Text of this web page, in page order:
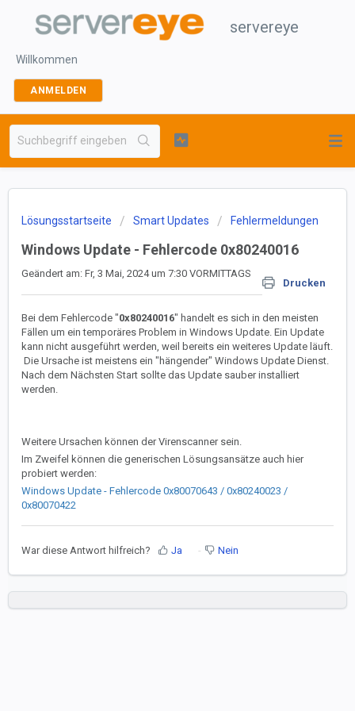
servereye
Willkommen
ANMELDEN
Lösungsstartseite Smart Updates Fehlermeldungen
Windows Update - Fehlercode 0x80240016
Drucken
Geändert am: Fr, 3 Mai, 2024 um 7:30 VORMITTAGS
Bei dem Fehlercode "0x80240016" handelt es sich in den meisten
Fällen um ein temporäres Problem in Windows Update. Ein Update
kann nicht ausgeführt werden, weil bereits ein weiteres Update läuft.
Die Ursache ist meistens ein "hängender" Windows Update Dienst.
Nach dem Nächsten Start sollte das Update sauber installiert
werden.
Weitere Ursachen können der Virenscanner sein.
Im Zweifel können die generischen Lösungsansätze auch hier
probiert werden:
Windows Update - Fehlercode 0x80070643 / 0x80240023 /
0x80070422
War diese Antwort hilfreich? Ja Nein